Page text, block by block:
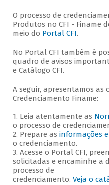
O processo de
Produtos no CFI - Finame
meio do Portal CFI.
No Portal CFI também é
quadro de avisos
e Catálogo CFI.
A seguir, apresentamos as
Credenciamento Finame:
1. Leia atentamente as
o processo de
2. Prepare as informações e
o credenciamento.
3. Acesse o Portal CFI,
solicitadas e encaminhe a
processo de
credenciamento. Veja o